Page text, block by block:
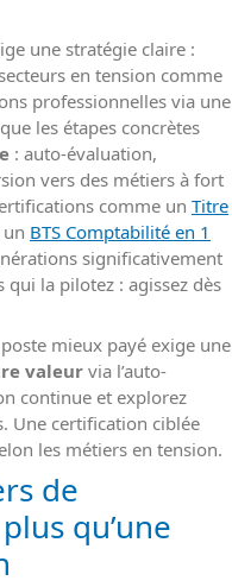
une stratégie claire :
en tension comme
professionnelles via une
les étapes concrètes
: auto-évaluation,
vers des métiers à fort
comme un Titre
BTS Comptabilité en 1
significativement
qui la pilotez : agissez dès
mieux payé exige une
valeur via l’auto-
continue et explorez
Une certification ciblée
les métiers en tension.
de
qu’une